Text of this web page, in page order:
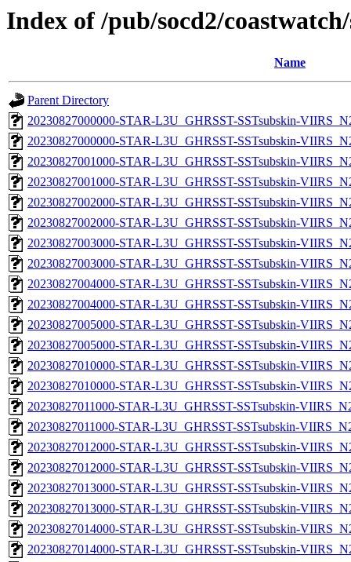
Index of /pub/socd2/
Name
Parent Directory
20230827000000-STAR-L3U_GHRSST-SSTsubskin-
20230827000000-STAR-L3U_GHRSST-SSTsubskin-
20230827001000-STAR-L3U_GHRSST-SSTsubskin-
20230827001000-STAR-L3U_GHRSST-SSTsubskin-
20230827002000-STAR-L3U_GHRSST-SSTsubskin-
20230827002000-STAR-L3U_GHRSST-SSTsubskin-
20230827003000-STAR-L3U_GHRSST-SSTsubskin-
20230827003000-STAR-L3U_GHRSST-SSTsubskin-
20230827004000-STAR-L3U_GHRSST-SSTsubskin-
20230827004000-STAR-L3U_GHRSST-SSTsubskin-
20230827005000-STAR-L3U_GHRSST-SSTsubskin-
20230827005000-STAR-L3U_GHRSST-SSTsubskin-
20230827010000-STAR-L3U_GHRSST-SSTsubskin-
20230827010000-STAR-L3U_GHRSST-SSTsubskin-
20230827011000-STAR-L3U_GHRSST-SSTsubskin-
20230827011000-STAR-L3U_GHRSST-SSTsubskin-
20230827012000-STAR-L3U_GHRSST-SSTsubskin-
20230827012000-STAR-L3U_GHRSST-SSTsubskin-
20230827013000-STAR-L3U_GHRSST-SSTsubskin-
20230827013000-STAR-L3U_GHRSST-SSTsubskin-
20230827014000-STAR-L3U_GHRSST-SSTsubskin-
20230827014000-STAR-L3U_GHRSST-SSTsubskin-